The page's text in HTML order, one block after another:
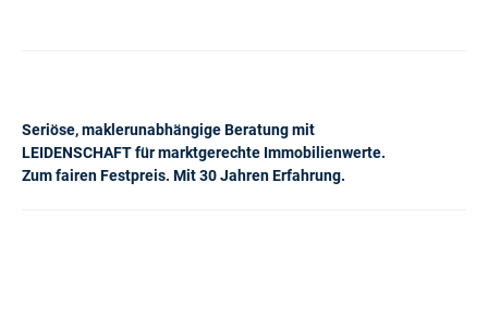
Seriöse, maklerunabhängige Beratung mit
LEIDENSCHAFT für marktgerechte Immobilienwerte.
Zum fairen Festpreis. Mit 30 Jahren Erfahrung.